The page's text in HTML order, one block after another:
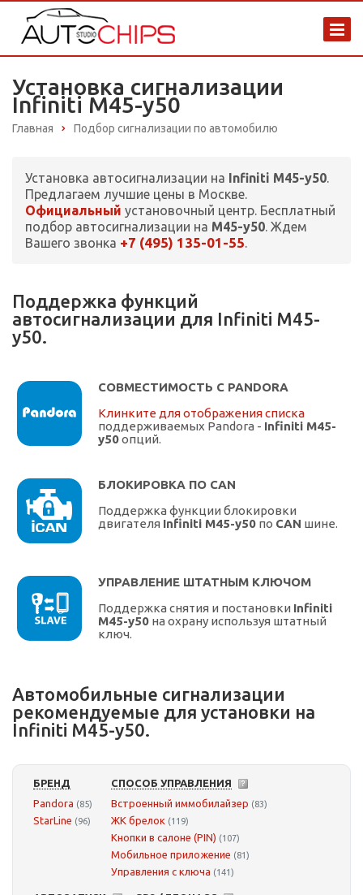
Установка сигнализации
Infiniti M45-y50
Главная Подбор сигнализации по автомобилю
Установка автосигнализации на Infiniti M45-y50.
Предлагаем лучшие цены в Москве.
Официальный установочный центр. Бесплатный
подбор автосигнализации на M45-y50. Ждем
Вашего звонка +7 (495) 135-01-55.
Поддержка функций
автосигнализации для Infiniti M45-
y50.
СОВМЕСТИМОСТЬ С PANDORA
Клинките для отображения списка
поддерживаемых Pandora - Infiniti M45-
y50опций.
БЛОКИРОВКА ПО CAN
Поддержка функции блокировки
двигателя Infiniti M45-y50 по CAN шине.
УПРАВЛЕНИЕ ШТАТНЫМ КЛЮЧОМ
Поддержка снятия и постановки Infiniti
M45-y50 на охрану используя штатный
ключ.
Автомобильные сигнализации
рекомендуемые для установки на
Infiniti M45-y50.
БРЕНД
Pandora (85)
StarLine (96)
СПОСОБ УПРАВЛЕНИЯ
Встроенный иммобилайзер (83)
ЖК брелок (119)
Кнопки в салоне (PIN) (107)
Мобильное приложение (81)
Управления с ключа (141)